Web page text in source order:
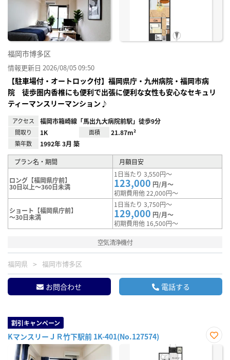
福岡市博多区
情報更新日 2026/08/05 09:50
【駐車場付・オートロック付】福岡県庁・九州病院・福岡市病
院 徒歩圏内香椎にも便利で出張に便利な女性も安心なセキュリ
ティーマンスリーマンション♪
アクセス 福岡市箱崎線「馬出九大病院前駅」徒歩9分
間取り 1K 面積 21.87m²
築年数 1992年 3月 築
プラン名・期間 月額目安
ロング【福岡県庁前】
30日以上～360日未満
1日当たり 3,550円～
123,000 円/月～
初期費用他 22,000円～
ショート【福岡県庁前】
～30日未満
1日当たり 3,750円～
129,000 円/月～
初期費用他 16,500円～
空気清浄機付
福岡県 福岡市博多区
お問合わせ 電話する
割引キャンペーン
KマンスリーＪＲ竹下駅前 1K-401(No.127574)
お気